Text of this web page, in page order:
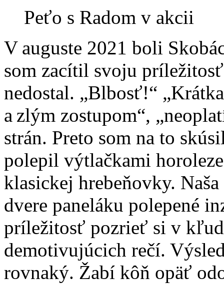
Peťo s Radom v akcii
V auguste 2021 boli
som zacítil svoju
nedostal. „Blbosť!“
a zlým zostupom“,
strán. Preto som na to
polepil výtlačkami
klasickej hrebeňovky.
dvere paneláku polepené
príležitosť pozrieť si v
demotivujúcich rečí.
rovnaký. Žabí kôň opäť